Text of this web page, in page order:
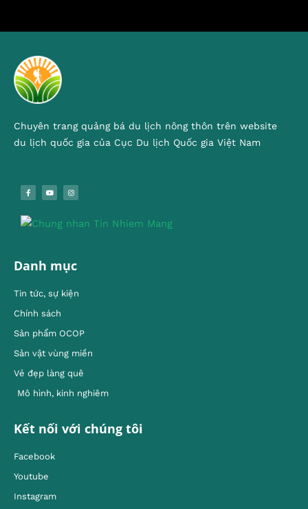
Chuyên trang quảng bá du lịch nông thôn trên website
du lịch quốc gia của Cục Du lịch Quốc gia Việt Nam
Danh mục
Tin tức, sự kiện
Chính sách
Sản phẩm OCOP
Sản vật vùng miền
Vẻ đẹp làng quê
Mô hình, kinh nghiêm
Kết nối với chúng tôi
Facebook
Youtube
Instagram